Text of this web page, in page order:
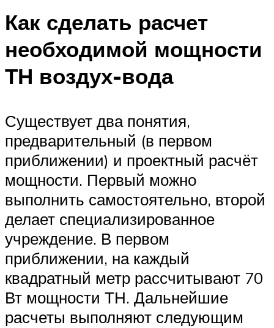
Как сделать расчет
необходимой мощности
ТН воздух-вода
Существует два понятия,
предварительный (в первом
приближении) и проектный расчёт
мощности. Первый можно
выполнить самостоятельно, второй
делает специализированное
учреждение. В первом
приближении, на каждый
квадратный метр рассчитывают 70
Вт мощности ТН. Дальнейшие
расчеты выполняют следующим